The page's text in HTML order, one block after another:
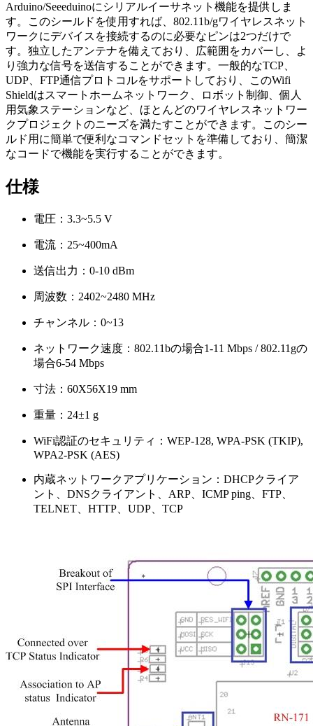
Arduino/Seeeduinoにシリアルイーサネット機能を提供しま
す。このシールドを使用すれば、802.11b/gワイヤレスネット
ワークにデバイスを接続するのに必要なピンは2つだけで
す。独立したアンテナを備えており、広範囲をカバーし、よ
り強力な信号を送信することができます。一般的なTCP、
UDP、FTP通信プロトコルをサポートしており、このWifi
Shieldはスマートホームネットワーク、ロボット制御、個人
用気象ステーションなど、ほとんどのワイヤレスネットワー
クプロジェクトのニーズを満たすことができます。このシー
ルド用に簡単で便利なコマンドセットを準備しており、簡潔
なコードで機能を実行することができます。
仕様
電圧：3.3~5.5 V
電流：25~400mA
送信出力：0-10 dBm
周波数：2402~2480 MHz
チャンネル：0~13
ネットワーク速度：802.11bの場合1-11 Mbps / 802.11gの
場合6-54 Mbps
寸法：60X56X19 mm
重量：24±1 g
WiFi認証のセキュリティ：WEP-128, WPA-PSK (TKIP),
WPA2-PSK (AES)
内蔵ネットワークアプリケーション：DHCPクライア
ント、DNSクライアント、ARP、ICMP ping、FTP、
TELNET、HTTP、UDP、TCP